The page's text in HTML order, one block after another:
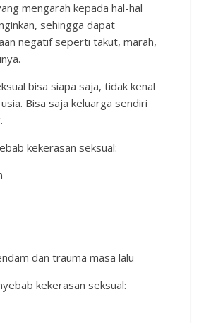
mengarah kepada hal-hal
sehingga dapat
negatif seperti takut, marah,
bisa siapa saja, tidak kenal
Bisa saja keluarga sendiri
kekerasan seksual:
dan trauma masa lalu
kekerasan seksual: